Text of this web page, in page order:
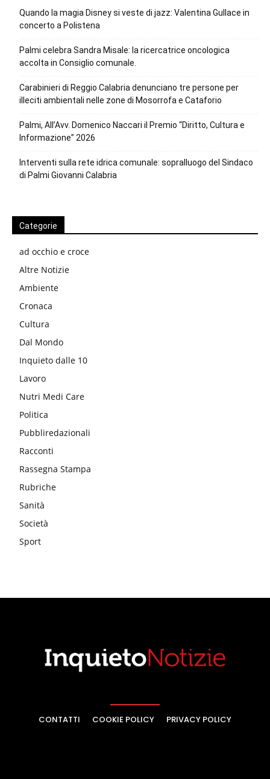
Quando la magia Disney si veste di jazz: Valentina Gullace in
concerto a Polistena
Palmi celebra Sandra Misale: la ricercatrice oncologica
accolta in Consiglio comunale.
Carabinieri di Reggio Calabria denunciano tre persone per
illeciti ambientali nelle zone di Mosorrofa e Cataforio
Palmi, All’Avv. Domenico Naccari il Premio “Diritto, Cultura e
Informazione” 2026
Interventi sulla rete idrica comunale: sopralluogo del Sindaco
di Palmi Giovanni Calabria
Categorie
ad occhio e croce
Altre Notizie
Ambiente
Cronaca
Cultura
Dal Mondo
Inquieto dalle 10
Lavoro
Nutri Medi Care
Politica
Pubbliredazionali
Racconti
Rassegna Stampa
Rubriche
Sanità
Società
Sport
CONTATTI COOKIE POLICY PRIVACY POLICY